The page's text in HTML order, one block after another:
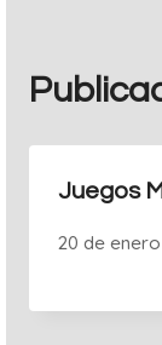
Juegos
20 de